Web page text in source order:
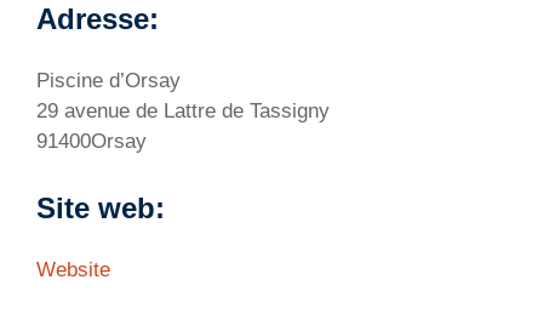
Adresse:
Piscine d’Orsay
29 avenue de Lattre de Tassigny
91400Orsay
Site web:
Website